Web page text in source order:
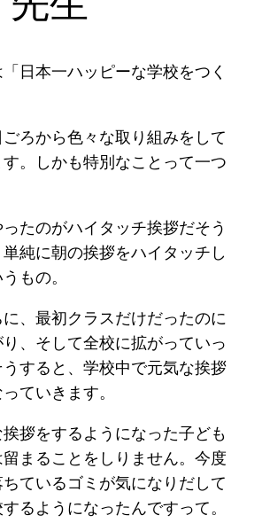
日本一ハッピーな学校をつく
ろから色々な取り組みをして
。しかも特別なことって一つ
たのがハイタッチ挨拶だそう
純に朝の挨拶をハイタッチし
もの。
、最初クラスだけだったのに
、そして全校に拡がっていっ
すると、学校中で元気な挨拶
ていきます。
拶をするようになった子ども
まることをしりません。今度
ているゴミが気になりだして
るようになったんですって。